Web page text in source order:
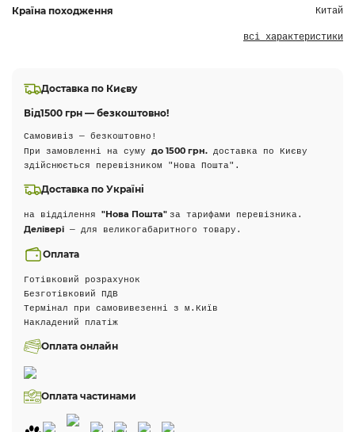
Країна походження Китай
всі характеристики
Доставка по Києву
Від1500 грн — безкоштовно!
Самовивіз — безкоштовно!
При замовленні на суму до 1500 грн. доставка по Києву
здійснюється перевізником "Нова Пошта".
Доставка по Україні
на відділення "Нова Пошта" за тарифами перевізника.
Делівері — для великогабаритного товару.
Оплата
Готівковий розрахунок
Безготівковий ПДВ
Термінал при самовивезенні з м.Київ
Накладений платіж
Оплата онлайн
Оплата частинами